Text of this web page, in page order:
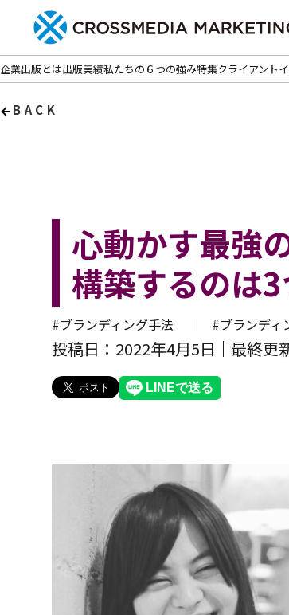
企業出版とは出版実績私たちの６つの強み特集クライアント
BACK
心動かす最強
構築するのは
#ブランディング手法 ｜ #ブランデ
投稿日：2022年4月5日 最終更